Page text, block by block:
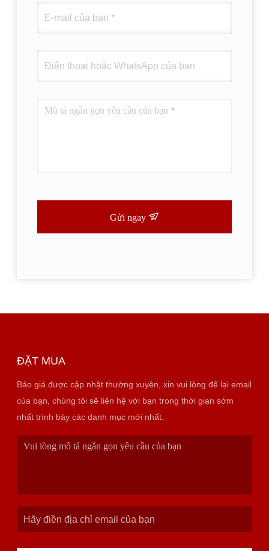
Gửi ngay
ĐẶT MUA
Báo giá được cập nhật thường xuyên, xin vui lòng để lại email
của bạn, chúng tôi sẽ liên hệ với bạn trong thời gian sớm
nhất trình bày các danh mục mới nhất.